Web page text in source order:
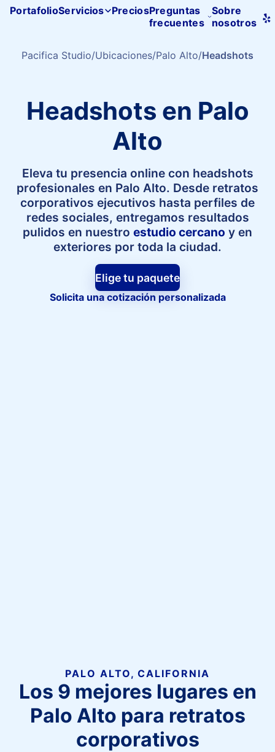
Studio
PortafolioServicios PreciosPreguntas
frecuentes
Sobre
nosotros
Pacifica Studio Ubicaciones Palo Alto Headshots
Headshots en Palo
Alto
Eleva tu presencia online con headshots
profesionales en Palo Alto. Desde retratos
corporativos ejecutivos hasta perfiles de
redes sociales, entregamos resultados
pulidos en nuestro estudio cercano y en
exteriores por toda la ciudad.
Elige tu paquete
Solicita una cotización personalizada
PALO ALTO, CALIFORNIA
Los 9 mejores lugares en
Palo Alto para retratos
corporativos